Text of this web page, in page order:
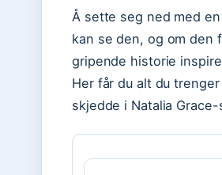
Å sette seg ned med
kan se den, og om den
gripende historie
Her får du alt du
skjedde i Natalia Grace-